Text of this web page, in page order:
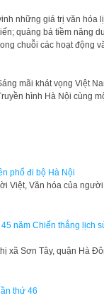
những giá trị văn hóa
quảng bá tiềm năng
chuỗi các hoạt động
mãi khát vọng Việt
hình Hà Nội cùng
phố đi bộ Hà Nội
Việt, Văn hóa của
năm Chiến thắng lịch
xã Sơn Tây, quận Hà
thứ 46